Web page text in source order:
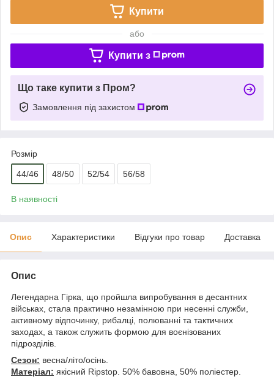
Купити
або
Купити з
Що таке купити з Пром?
Замовлення під захистом
Розмір
44/46 48/50 52/54 56/58
В наявності
Опис Характеристики Відгуки про товар Доставка
Опис
Легендарна Гірка, що пройшла випробування в десантних
військах, стала практично незамінною при несенні служби,
активному відпочинку, рибалці, полюванні та тактичних
заходах, а також служить формою для воєнізованих
підрозділів.
Сезон: весна/літо/осінь.
Матеріал: якісний Ripstop. 50% бавовна, 50% поліестер.